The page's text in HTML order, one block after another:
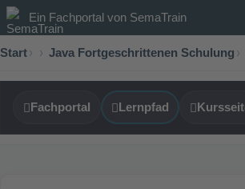
Ein Fachportal von SemaTrain
Start› Java Fortgeschrittenen Schulung ›
Fachportal Lernpfad